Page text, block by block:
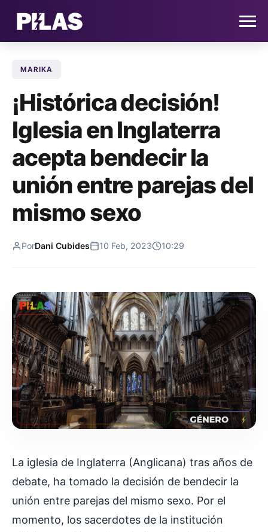
NOTICIAS
QUIÉNES SOMOS
CONTACTO
SUSCRÍBETE
MARIKA
¡Histórica decisión!
Iglesia en Inglaterra
acepta bendecir la
unión entre parejas del
mismo sexo
PorDani Cubides 10 Feb, 2023 10:29
La iglesia de Inglaterra (Anglicana) tras años de
debate, ha tomado la decisión de bendecir la
unión entre parejas del mismo sexo. Por el
momento, los sacerdotes de la institución